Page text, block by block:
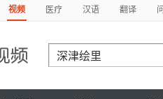
视频 医疗 汉语 翻译